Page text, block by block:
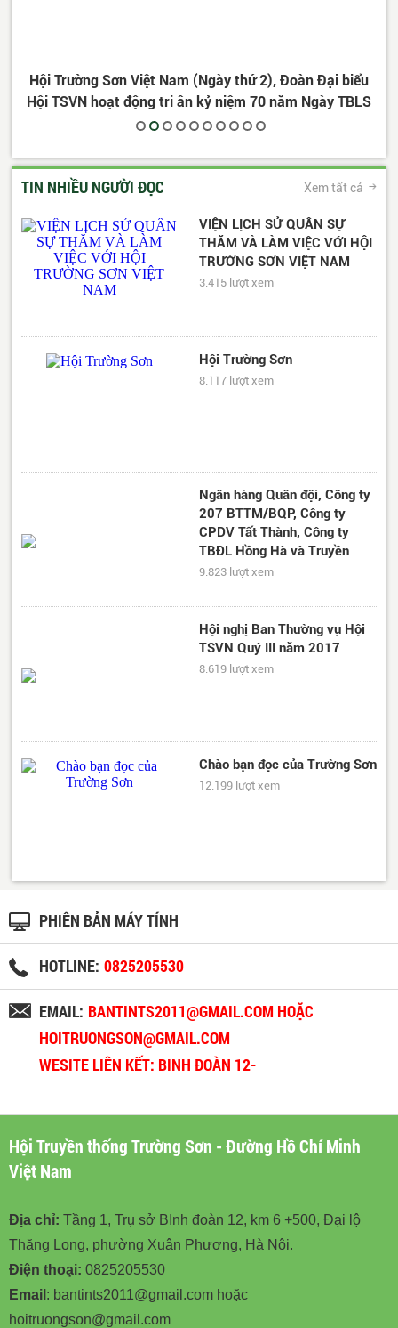
Đại hội Chiến sỹ lái xe Trường Sơn huyện Quỳnh Phụ -
Thái Bình
TIN NHIỀU NGƯỜI ĐỌC Xem tất cả
VIỆN LỊCH SỬ QUÂN SỰ
THĂM VÀ LÀM VIỆC VỚI HỘI
TRƯỜNG SƠN VIỆT NAM
3.415 lượt xem
Hội Trường Sơn
8.117 lượt xem
Ngân hàng Quân đội, Công ty
207 BTTM/BQP, Công ty
CPDV Tất Thành, Công ty
TBĐL Hồng Hà và Truyền
hình QPVN thăm Hội TSVN
9.823 lượt xem
Hội nghị Ban Thường vụ Hội
TSVN Quý III năm 2017
8.619 lượt xem
Chào bạn đọc của Trường Sơn
12.199 lượt xem
PHIÊN BẢN MÁY TÍNH
HOTLINE: 0825205530
EMAIL: BANTINTS2011@GMAIL.COM HOẶC
HOITRUONGSON@GMAIL.COM
WESITE LIÊN KẾT: BINH ĐOÀN 12-
Hội Truyền thống Trường Sơn - Đường Hồ Chí Minh
Việt Nam
Địa chỉ: Tầng 1, Trụ sở BInh đoàn 12, km 6 +500, Đại lộ
Thăng Long, phường Xuân Phương, Hà Nội.
Điện thoại: 0825205530
Email : bantints2011@gmail.com hoặc
hoitruongson@gmail.com